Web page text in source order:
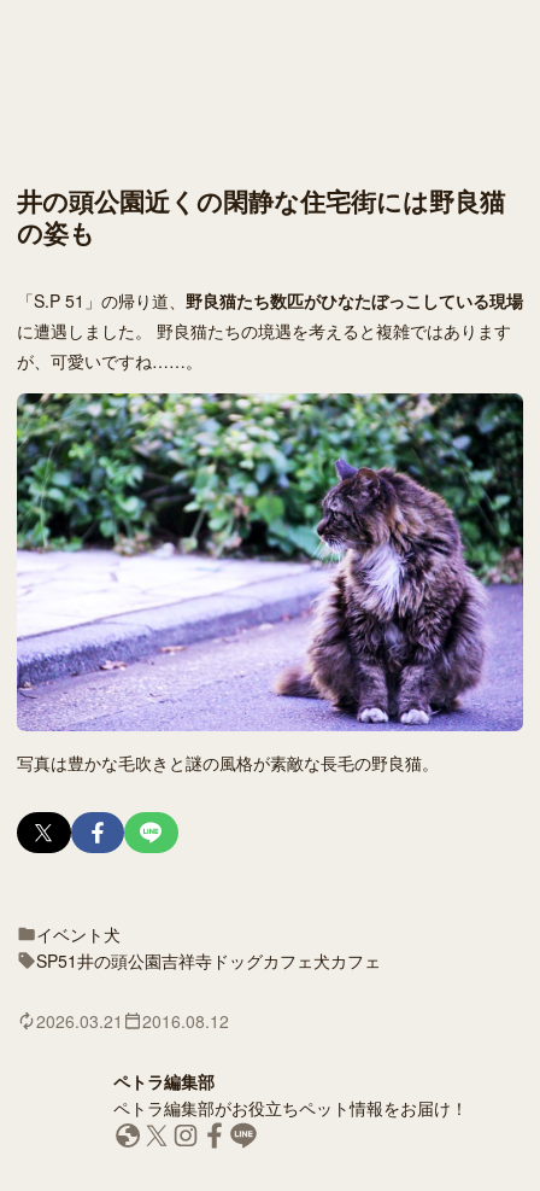
井の頭公園近くの閑静な住宅街には野良猫
の姿も
「S.P 51」の帰り道、 野良猫たち数匹がひなたぼっこしている現場
に遭遇しました。 野良猫たちの境遇を考えると複雑ではあります
が、可愛いですね……。
写真は豊かな毛吹きと謎の風格が素敵な長毛の野良猫。
イベント犬
SP51井の頭公園吉祥寺 ドッグカフェ犬カフェ
2026.03.21 2016.08.12
ペトラ編集部
ペトラ編集部がお役立ちペット情報をお届け！